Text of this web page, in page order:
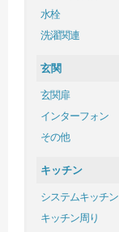
水栓
洗濯関連
玄関
玄関扉
インターフォン
その他
キッチン
システムキッチン
キッチン周り